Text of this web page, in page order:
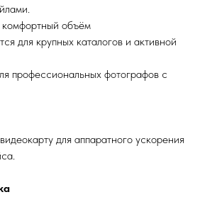
объём
для крупных каталогов и активной
профессиональных фотографов с
для аппаратного ускорения